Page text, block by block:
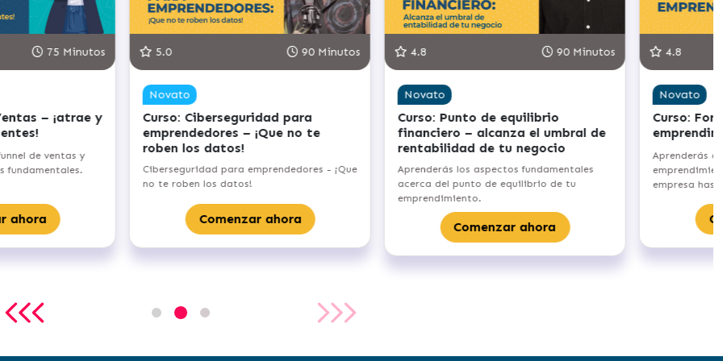
90 Minutos
Punto de equilibrio
– alcanza el umbral de
de tu negocio
los aspectos fundamentales
del punto de equilibrio de tu
Comenzar ahora
90 Minutos
Curso: Formaliza tu
emprendimiento
Aprenderás a formalizar tu
emprendimiento, desde elegir el tipo de
empresa hasta registrar la marca.
Comenzar ahora
90 Minutos
Curso: Crecimiento liderado por la
comunidad – haz crecer tu
comunidad digital
Aprenderás las bases del Community-Led
Growth, para crecer tu negocio en base a
Comenzar ahora